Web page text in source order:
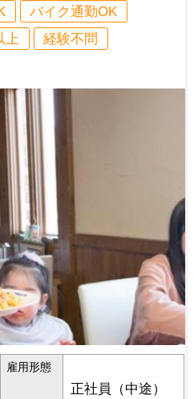
バイク通勤OK
上
経験不問
雇用形態
正社員（中途）